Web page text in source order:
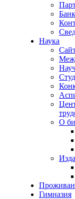
Наука
О
Гимназия